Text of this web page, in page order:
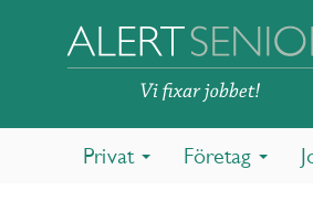
Privat Företag